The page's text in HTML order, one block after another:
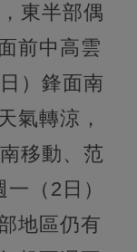
東半部偶
前中高雲
）鋒面南
氣轉涼，
移動、范
（2日）
地區仍有